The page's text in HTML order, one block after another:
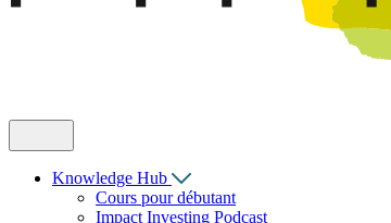
Knowledge Hub
Cours pour débutant
Impact Investing Podcast